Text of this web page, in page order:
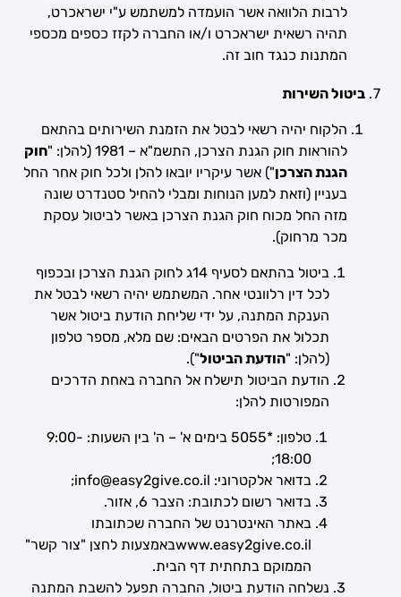
לרבות הלוואה אשר הועמדה למשתמש ע"י ישראכרט,
תהיה רשאית ישראכרט ו/או החברה לקזז כספים מכספי
המתנות כנגד חוב זה.
ביטול השירות
הלקוח יהיה רשאי לבטל את הזמנת השירותים בהתאם
להוראות חוק הגנת הצרכן, התשמ"א – 1981 (להלן: "
חוק
הגנת הצרכן") אשר עיקריו יובאו להלן ולכל חוק אחר החל
בעניין (וזאת למען הנוחות ומבלי להחיל סטנדרט שונה
מזה החל מכוח חוק הגנת הצרכן באשר לביטול עסקת
מכר מרחוק).
ביטול בהתאם לסעיף 14ג לחוק הגנת הצרכן ובכפוף
לכל דין רלוונטי אחר. המשתמש יהיה רשאי לבטל את
הענקת המתנה, על ידי שליחת הודעת ביטול אשר
תכלול את הפרטים הבאים: שם מלא, מספר טלפון
(להלן: "הודעת הביטול").
הודעת הביטול תישלח אל החברה באחת הדרכים
המפורטות להלן:
טלפון: *5055 בימים א' – ה' בין השעות: 9:00-
18:00;
בדואר אלקטרוני: info@easy2give.co.il;
בדואר רשום לכתובת: הצבר 6, אזור.
באתר האינטרנט של החברה שכתובתו
www.easy2give.co.ilבאמצעות לחצן "צור קשר"
הממוקם בתחתית דף הבית.
נשלחה הודעת ביטול, החברה תפעל להשבת המתנה